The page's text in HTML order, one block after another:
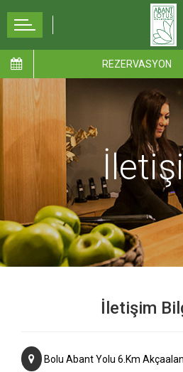
REZERVASYON
İletişim
Bolu Abant Yolu 6.Km